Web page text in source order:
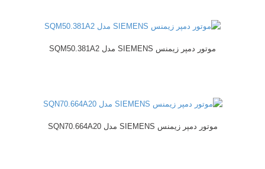
موتور دمپر زیمنس SIEMENS مدل SQM50.381A2
موتور دمپر زیمنس SIEMENS مدل SQN70.664A20